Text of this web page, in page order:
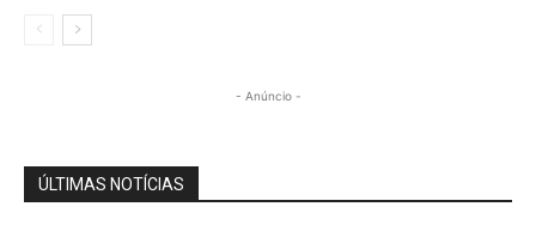
- Anúncio -
ÚLTIMAS NOTÍCIAS